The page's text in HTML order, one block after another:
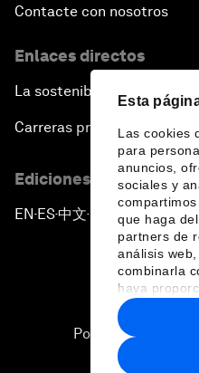
Esta
Las cookies
para
anuncios,
sociales y
que haga
partners de
análisis
combinarla
haya
recopilado a
hecho de
Contacte con nosotros
Enlaces directos
La sostenibilidad en el Foro
Carreras profesionales
Ediciones en otros
EN ▪ES▪中文▪ 日本語
Política de